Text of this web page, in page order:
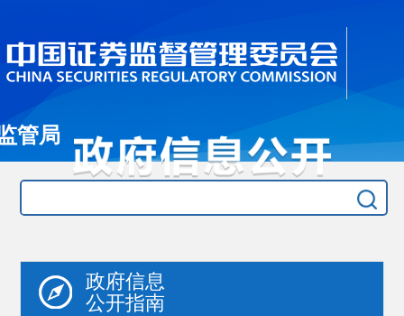
管局
政府信息
公开指南